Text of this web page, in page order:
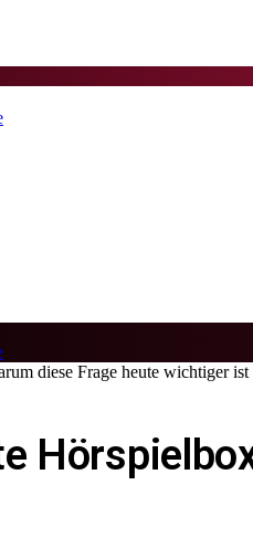
diese Frage heute wichtiger ist